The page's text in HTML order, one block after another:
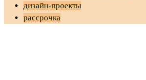
дизайн-проекты
рассрочка